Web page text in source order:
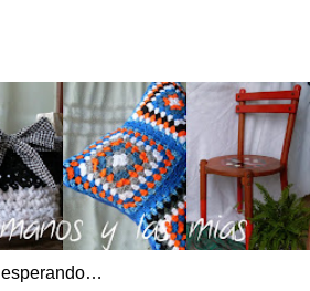
esperando…